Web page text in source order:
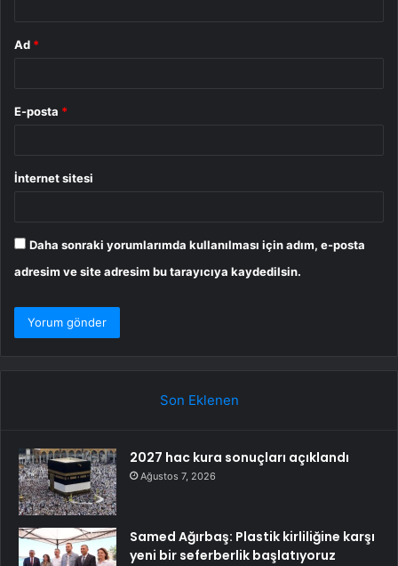
Ad *
E-posta *
İnternet sitesi
Daha sonraki yorumlarımda kullanılması için adım, e-posta
adresim ve site adresim bu tarayıcıya kaydedilsin.
Son Eklenen
2027 hac kura sonuçları açıklandı
Ağustos 7, 2026
Samed Ağırbaş: Plastik kirliliğine karşı
yeni bir seferberlik başlatıyoruz